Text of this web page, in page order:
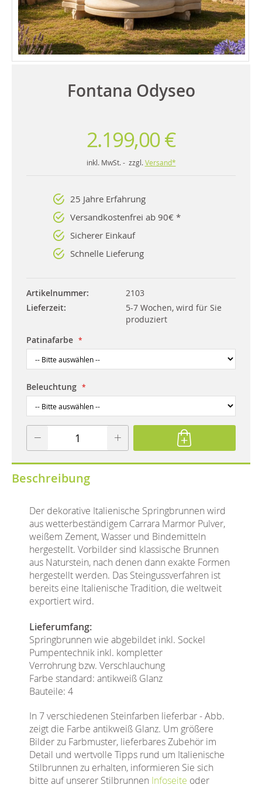
Fontana Odyseo
2.199,00 €
inkl. MwSt. - zzgl. Versand*
25 Jahre Erfahrung
Versandkostenfrei ab 90€ *
Sicherer Einkauf
Schnelle Lieferung
Artikelnummer
2103
Lieferzeit
5-7 Wochen, wird für Sie
produziert
Patinafarbe
Beleuchtung
Beschreibung
Der dekorative Italienische Springbrunnen wird
aus wetterbeständigem Carrara Marmor Pulver,
weißem Zement, Wasser und Bindemitteln
hergestellt. Vorbilder sind klassische Brunnen
aus Naturstein, nach denen dann exakte Formen
hergestellt werden. Das Steingussverfahren ist
bereits eine Italienische Tradition, die weltweit
exportiert wird.
Lieferumfang:
Springbrunnen wie abgebildet inkl. Sockel
Pumpentechnik inkl. kompletter
Verrohrung bzw. Verschlauchung
Farbe standard: antikweiß Glanz
Bauteile: 4
In 7 verschiedenen Steinfarben lieferbar - Abb.
zeigt die Farbe antikweiß Glanz. Um größere
Bilder zu Farbmuster, lieferbares Zubehör im
Detail und wertvolle Tipps rund um Italienische
Stilbrunnen zu erhalten, informieren Sie sich
bitte auf unserer Stilbrunnen Infoseite oder